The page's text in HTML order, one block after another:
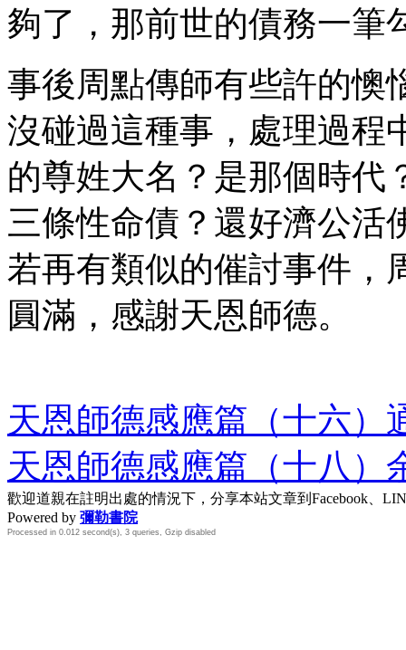
夠了，那前世的債務一筆
事後周點傳師有些許的懊
沒碰過這種事，處理過程
的尊姓大名？是那個時代
三條性命債？還好濟公活
若再有類似的催討事件，
圓滿，感謝天恩師德。
天恩師德感應篇（十六）
天恩師德感應篇（十八）
歡迎道親在註明出處的情況下，分享本站文章到Facebook、
Powered by 彌勒書院
Processed in 0.012 second(s), 3 queries, Gzip disabled